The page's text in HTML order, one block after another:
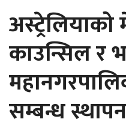
काउन्सिल र
सम्बन्ध